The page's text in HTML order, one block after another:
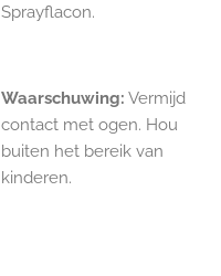
Sprayflacon.
Waarschuwing: Vermijd
contact met ogen. Hou
buiten het bereik van
kinderen.